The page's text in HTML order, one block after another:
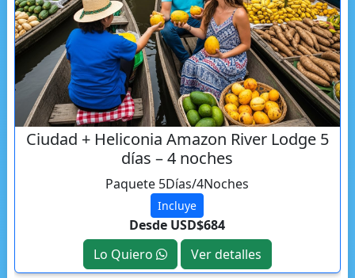
Ciudad + Heliconia Amazon River Lodge 5
días – 4 noches
Paquete 5Días/4Noches
Incluye
Desde USD$684
Lo Quiero
Ver detalles